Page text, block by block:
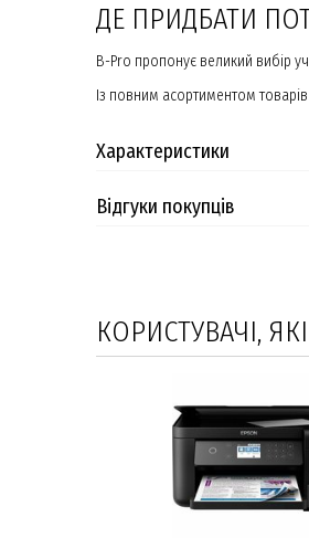
ДЕ ПРИДБАТИ
B-Pro пропонує великий вибір
Із повним асортиментом
Характеристики
Відгуки покупців
КОРИСТУВАЧІ,